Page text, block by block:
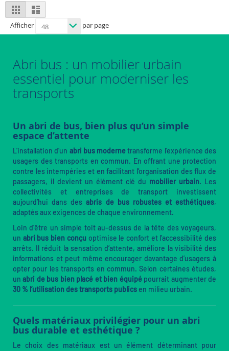
View
as
Grid List
Afficher par page
Abri bus : un mobilier urbain
essentiel pour moderniser les
transports
Un abri de bus, bien plus qu’un simple
espace d’attente
L’installation d’un abri bus modernetransforme l’expérience des
usagers des transports en commun. En offrant une protection
contre les intempéries et en facilitant l’organisation des flux de
passagers, il devient un élément clé du mobilier urbain. Les
collectivités et entreprises de transport investissent
aujourd’hui dans desabris de bus robustes et esthétiques,
adaptés aux exigences de chaque environnement.
Loin d’être un simple toit au-dessus de la tête des voyageurs,
un abri bus bien conçu optimise le confort et l’accessibilité des
arrêts. Il réduit la sensation d’attente, améliore la visibilité des
informations et peut même encourager davantage d’usagers à
opter pour les transports en commun. Selon certaines études,
unabri de bus bien placé et bien équipépourrait augmenter de
30 % l’utilisation des transports publicsen milieu urbain.
Quels matériaux privilégier pour un abri
bus durable et esthétique ?
Le choix des matériaux est un élément déterminant pour